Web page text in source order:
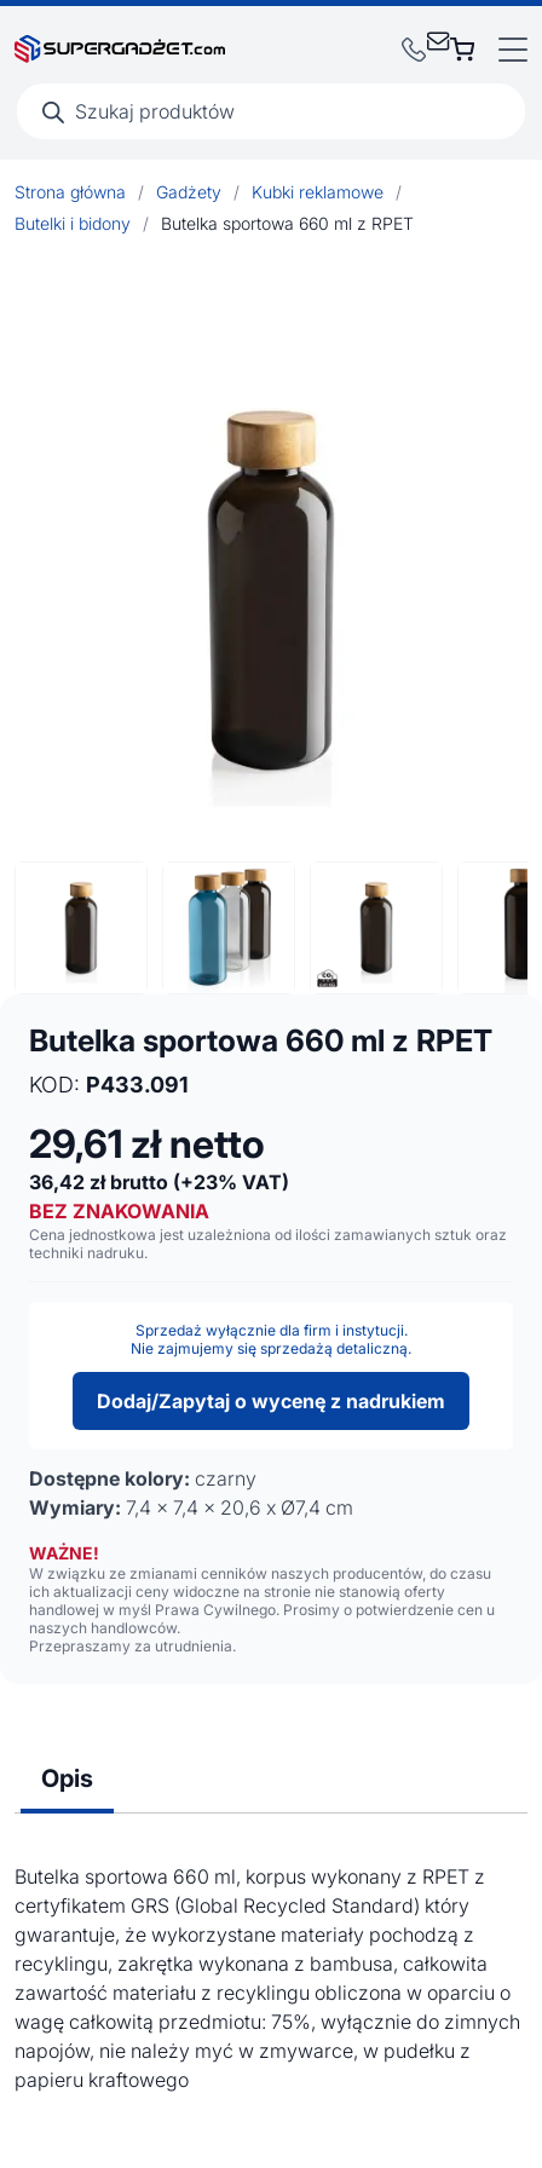
produktów
Strona główna / Gadżety / Kubki reklamowe
/
Butelki i bidony
/ Butelka sportowa 660 ml z RPET
Butelka sportowa 660 ml z RPET
KOD: P433.091
29,61 zł netto
36,42 zł brutto (+23% VAT)
BEZ ZNAKOWANIA
Cena jednostkowa jest uzależniona od ilości zamawianych sztuk oraz
techniki nadruku.
Sprzedaż wyłącznie dla firm i instytucji.
Nie zajmujemy się sprzedażą detaliczną.
Dodaj/Zapytaj o wycenę z nadrukiem
Dostępne kolory: czarny
Wymiary: 7,4 x 7,4 x 20,6 x Ø7,4 cm
WAŻNE!
W związku ze zmianami cenników naszych producentów, do czasu
ich aktualizacji ceny widoczne na stronie nie stanowią oferty
handlowej w myśl Prawa Cywilnego. Prosimy o potwierdzenie cen u
naszych handlowców.
Przepraszamy za utrudnienia.
Opis
Butelka sportowa 660 ml, korpus wykonany z RPET z
certyfikatem GRS (Global Recycled Standard) który
gwarantuje, że wykorzystane materiały pochodzą z
recyklingu, zakrętka wykonana z bambusa, całkowita
zawartość materiału z recyklingu obliczona w oparciu o
wagę całkowitą przedmiotu: 75%, wyłącznie do zimnych
napojów, nie należy myć w zmywarce, w pudełku z
papieru kraftowego